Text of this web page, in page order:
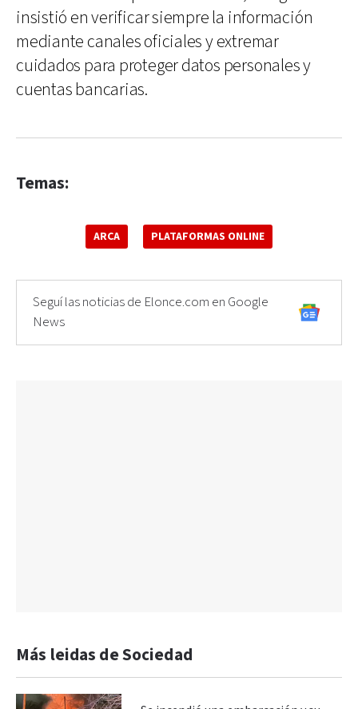
insistió en verificar siempre la información
mediante canales oficiales y extremar
cuidados para proteger datos personales y
cuentas bancarias.
Temas:
ARCA PLATAFORMAS ONLINE
Seguí las noticias de Elonce.com en Google
News
Más leidas de Sociedad